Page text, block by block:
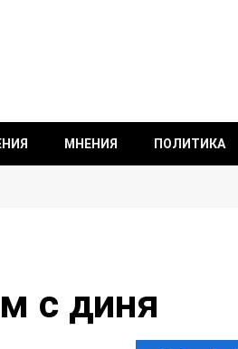
МНЕНИЯ ПОЛИТИКА
с диня